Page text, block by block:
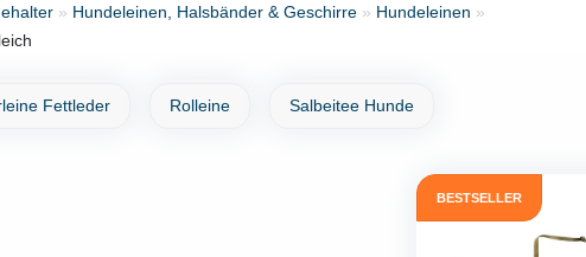
» Hundeleinen, Halsbänder & Geschirre » Hundeleinen »
Fettleder Rolleine Salbeitee Hunde
BESTSELLER